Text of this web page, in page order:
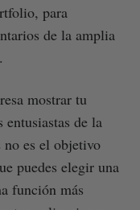
para
de la amplia
mostrar tu
de la
es el objetivo
puedes elegir una
función más